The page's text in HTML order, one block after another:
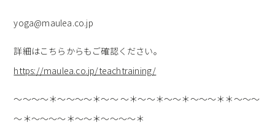
yoga@maulea.co.jp
詳細はこちらからもご確認ください。
https://maulea.co.jp/teachtraining/
～～～～＊～～～～＊～～ ～＊～～＊～～＊～～～＊＊～～～
～＊～～～～＊～～＊～～～～＊